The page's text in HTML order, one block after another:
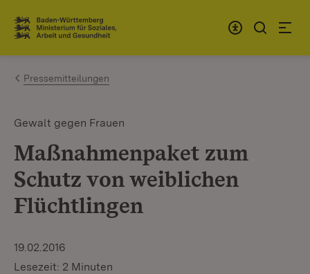
Zum Inhalt springen
Link zur Startseite
Pressemitteilungen
Gewalt gegen Frauen
Maßnahmenpaket zum
Schutz von weiblichen
Flüchtlingen
19.02.2016
Lesezeit: 2 Minuten